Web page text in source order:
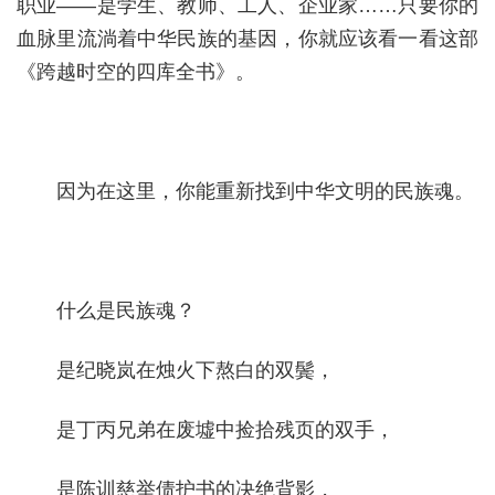
职业——是学生、教师、工人、企业家……只要你的
血脉里流淌着中华民族的基因，你就应该看一看这部
《跨越时空的四库全书》。
因为在这里，你能重新找到中华文明的民族魂。
什么是民族魂？
是纪晓岚在烛火下熬白的双鬓，
是丁丙兄弟在废墟中捡拾残页的双手，
是陈训慈举债护书的决绝背影，